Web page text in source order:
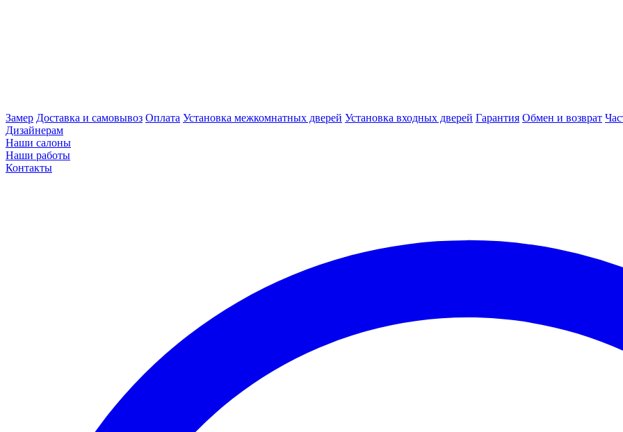
Замер Доставка и самовывоз Оплата Установка межкомнатных дверей Установка входных дверей Гарантия Обмен и возврат
Дизайнерам
Наши салоны
Наши работы
Контакты